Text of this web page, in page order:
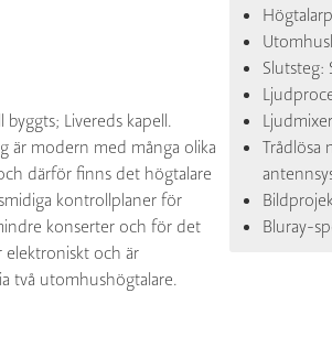
Livereds kapell.
är modern med många olika
därför finns det högtalare
kontrollplaner för
konserter och för det
elektroniskt och är
två utomhushögtalare.
Slutsteg:
Trådlösa
Bluray-